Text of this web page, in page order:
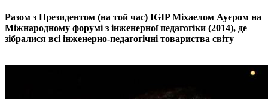
Разом з Президентом (на той час) IGIP Міхаелом Ауєром на
Міжнародному форумі з інженерної педагогіки (2014), де
зібралися всі інженерно-педагогічні товариства світу